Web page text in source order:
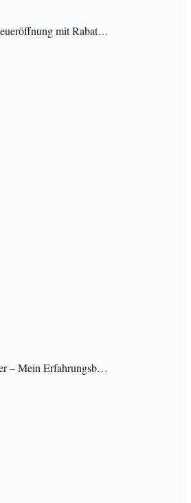
mit Rabat…
– Mein Erfahrungsb…